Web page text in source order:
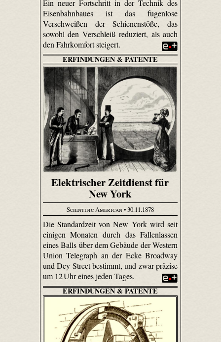
Ein neuer Fortschritt in der Technik des
Eisenbahnbaues ist das fugenlose
Verschweißen der Schienenstöße, das
sowohl den Verschleiß reduziert, als auch
den Fahrkomfort steigert.
ERFINDUNGEN & PATENTE
Elektrischer Zeitdienst für
New York
Scientific American• 30.11.1878
Die Standardzeit von New York wird seit
einigen Monaten durch das Fallenlassen
eines Balls über dem Gebäude der Western
Union Telegraph an der Ecke Broadway
und Dey Street bestimmt, und zwar präzise
um 12 Uhr eines jeden Tages.
ERFINDUNGEN & PATENTE